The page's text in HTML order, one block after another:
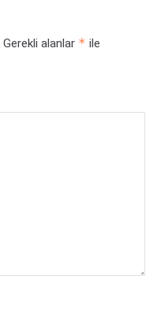
Gerekli alanlar * ile